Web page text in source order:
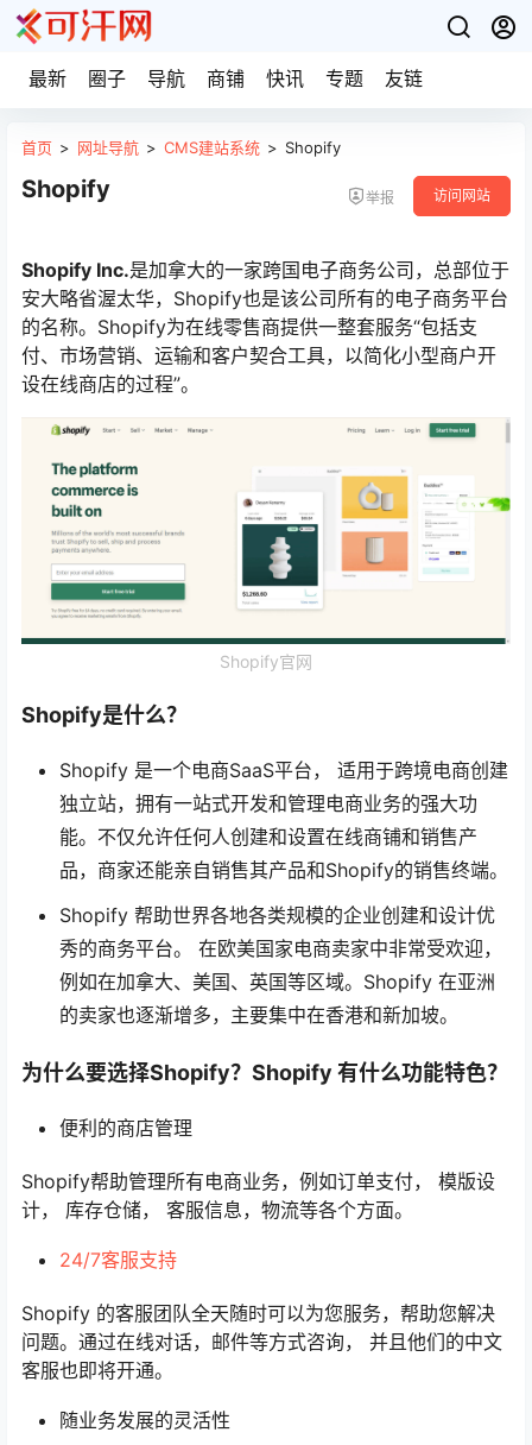
最新 圈子 导航 商铺 快讯 专题 友链
首页 > 网址导航 > CMS建站系统 > Shopify
Shopify 举报 访问网站
Shopify Inc.是加拿大的一家跨国电子商务公司，总部位于
安大略省渥太华，Shopify也是该公司所有的电子商务平台
的名称。Shopify为在线零售商提供一整套服务“包括支
付、市场营销、运输和客户契合工具，以简化小型商户开
设在线商店的过程”。
Shopify官网
Shopify是什么？
Shopify 是一个电商SaaS平台， 适用于跨境电商创建
独立站，拥有一站式开发和管理电商业务的强大功
能。不仅允许任何人创建和设置在线商铺和销售产
品，商家还能亲自销售其产品和Shopify的销售终端。
Shopify 帮助世界各地各类规模的企业创建和设计优
秀的商务平台。 在欧美国家电商卖家中非常受欢迎，
例如在加拿大、美国、英国等区域。Shopify 在亚洲
的卖家也逐渐增多，主要集中在香港和新加坡。
为什么要选择Shopify？Shopify 有什么功能特色？
便利的商店管理
Shopify帮助管理所有电商业务，例如订单支付， 模版设
计， 库存仓储， 客服信息，物流等各个方面。
24/7客服支持
Shopify 的客服团队全天随时可以为您服务，帮助您解决
问题。通过在线对话，邮件等方式咨询， 并且他们的中文
客服也即将开通。
随业务发展的灵活性